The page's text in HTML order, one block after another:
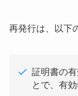
再発行は、以下
証明書の
とで、有